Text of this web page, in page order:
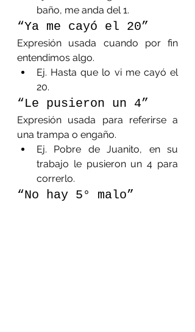
baño, me anda del 1.
“Ya me cayó el 20”
Expresión usada cuando por fin
entendimos algo.
Ej. Hasta que lo vi me cayó el
20.
“Le pusieron un 4”
Expresión usada para referirse a
una trampa o engaño.
Ej. Pobre de Juanito, en su
trabajo le pusieron un 4 para
correrlo.
“No hay 5° malo”